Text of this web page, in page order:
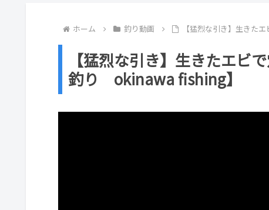
ホーム 釣り動画 【猛烈な引き】生きた
【猛烈な引き】生きたエ
釣り okinawa fishing】